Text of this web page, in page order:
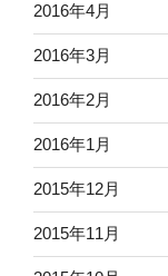
2016年4月
2016年3月
2016年2月
2016年1月
2015年12月
2015年11月